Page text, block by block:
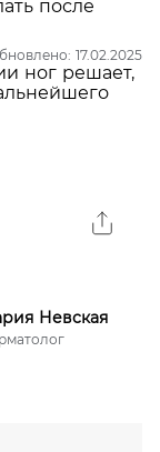
17.02.2025
после
Невская